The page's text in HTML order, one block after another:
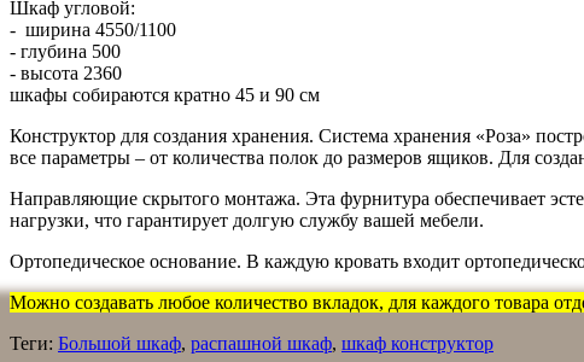
Шкаф угловой:
- ширина 4550/1100
- глубина 500
- высота 2360
шкафы собираются кратно 45 и 90 см
Конструктор для создания хранения. Система хранения «Роза»
все параметры – от количества полок до размеров ящиков. Для
Направляющие скрытого монтажа. Эта фурнитура обеспечивает
нагрузки, что гарантирует долгую службу вашей мебели.
Ортопедическое основание. В каждую кровать входит
Можно создавать любое количество вкладок, для каждого товара
Теги: Большой шкаф, распашной шкаф, шкаф конструктор